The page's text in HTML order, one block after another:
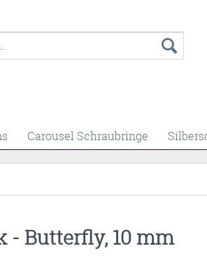
Carousel Schraubringe
- Butterfly, 10 mm